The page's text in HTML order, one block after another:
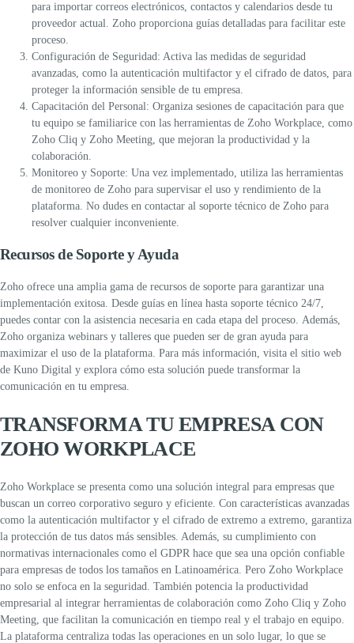
para importar correos electrónicos, contactos y calendarios desde tu
proveedor actual. Zoho proporciona guías detalladas para facilitar este
proceso.
Configuración de Seguridad: Activa las medidas de seguridad
avanzadas, como la autenticación multifactor y el cifrado de datos, para
proteger la información sensible de tu empresa.
Capacitación del Personal: Organiza sesiones de capacitación para que
tu equipo se familiarice con las herramientas de Zoho Workplace, como
Zoho Cliq y Zoho Meeting, que mejoran la productividad y la
colaboración.
Monitoreo y Soporte: Una vez implementado, utiliza las herramientas
de monitoreo de Zoho para supervisar el uso y rendimiento de la
plataforma. No dudes en contactar al soporte técnico de Zoho para
resolver cualquier inconveniente.
Recursos de Soporte y Ayuda
Zoho ofrece una amplia gama de recursos de soporte para garantizar una
implementación exitosa. Desde guías en línea hasta soporte técnico 24/7,
puedes contar con la asistencia necesaria en cada etapa del proceso. Además,
Zoho organiza webinars y talleres que pueden ser de gran ayuda para
maximizar el uso de la plataforma. Para más información, visita el sitio web
de Kuno Digital y explora cómo esta solución puede transformar la
comunicación en tu empresa.
TRANSFORMA TU EMPRESA CON
ZOHO WORKPLACE
Zoho Workplace se presenta como una solución integral para empresas que
buscan un correo corporativo seguro y eficiente. Con características avanzadas
como la autenticación multifactor y el cifrado de extremo a extremo , garantiza
la protección de tus datos más sensibles. Además, su cumplimiento con
normativas internacionales como el GDPR hace que sea una opción confiable
para empresas de todos los tamaños en Latinoamérica. Pero Zoho Workplace
no solo se enfoca en la seguridad. También potencia la productividad
empresarial al integrar herramientas de colaboración como Zoho Cliq y Zoho
Meeting, que facilitan la comunicación en tiempo real y el trabajo en equipo.
La plataforma centraliza todas las operaciones en un solo lugar, lo que se